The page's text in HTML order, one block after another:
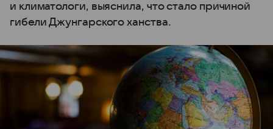
и климатологи, выяснила, что стало причиной
гибели Джунгарского ханства.